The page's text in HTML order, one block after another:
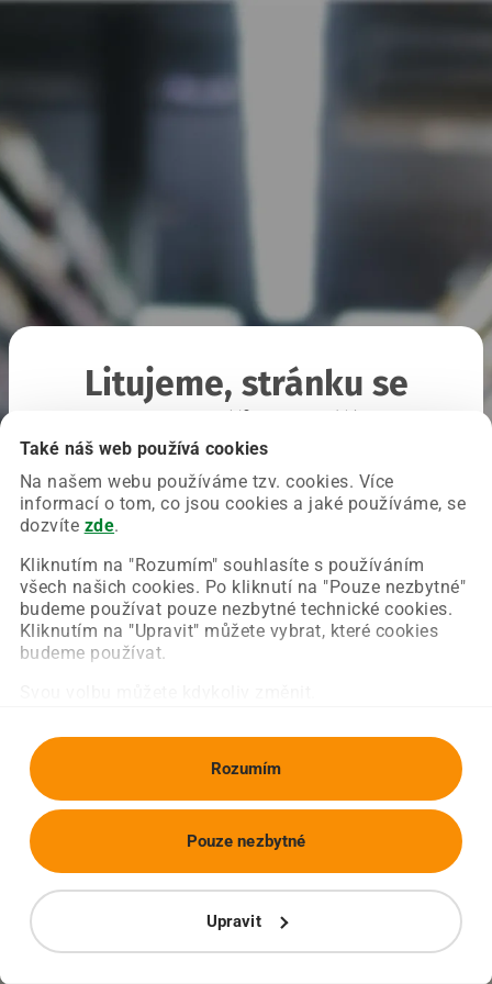
Také náš web používá cookies
Na našem webu používáme tzv. cookies. Více
informací o tom, co jsou cookies a jaké používáme, se
dozvíte zde.
Kliknutím na "Rozumím" souhlasíte s používáním
všech našich cookies. Po kliknutí na "Pouze nezbytné"
budeme používat pouze nezbytné technické cookies.
Kliknutím na "Upravit" můžete vybrat, které cookies
budeme používat.
Rozumím
Upravit
Pouze nezbytné
Litujeme, stránku se
Chyba nastala na naší straně a už ji opravujeme.
Zkuste prosím znovu načíst požadovanou stránku.
Obnovit stránku Úvodní strana